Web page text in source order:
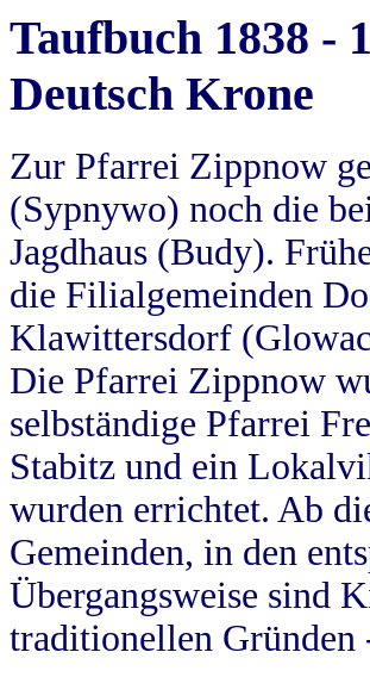
Taufbuch 1838 -
Deutsch Krone
Zur Pfarrei Zippnow
(Sypnywo) noch die
Jagdhaus (Budy).
die Filialgemeinden
Klawittersdorf
Die Pfarrei Zippnow
selbständige Pfarrei
Stabitz und ein
wurden errichtet. Ab
Gemeinden, in den
Übergangsweise sind
traditionellen